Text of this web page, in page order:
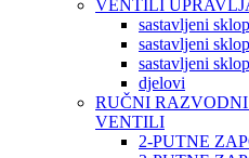
VENTILI
sastavljeni
sastavljeni
sastavljeni
djelovi
RUČNI
VENTILI
2-PUTNE